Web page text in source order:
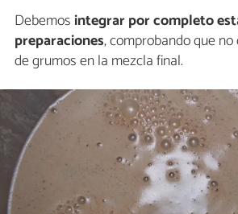
Debemos integrar por completo
preparaciones, comprobando que
de grumos en la mezcla final.